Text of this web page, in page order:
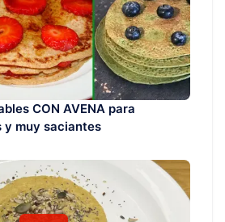
CON AVENA para
y muy saciantes